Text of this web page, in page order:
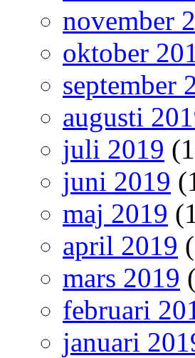
november
oktober
september
augusti
juli 2019
juni 2019
maj 2019
april 2019
mars 2019
februari
januari